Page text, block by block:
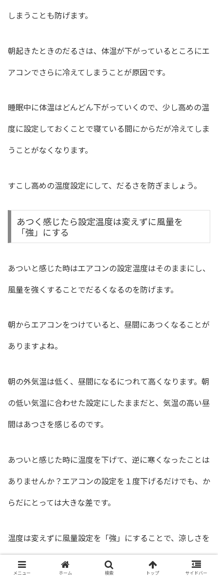
しまうことも防げます。
朝起きたときのだるさは、体温が下がっているところにエ
アコンでさらに冷えてしまうことが原因です。
睡眠中に体温はどんどん下がっていくので、少し高めの温
度に設定しておくことで寝ている間にからだが冷えてしま
うことがなくなります。
すこし高めの温度設定にして、だるさを防ぎましょう。
あつく感じたら設定温度は変えずに風量を
「強」にする
あついと感じた時はエアコンの設定温度はそのままにし、
風量を強くすることでだるくなるのを防げます。
朝からエアコンをつけていると、昼間にあつくなることが
ありますよね。
朝の外気温は低く、昼間になるにつれて高くなります。朝
の低い気温に合わせた設定にしたままだと、気温の高い昼
間はあつさを感じるのです。
あついと感じた時に温度を下げて、逆に寒くなったことは
ありませんか？エアコンの設定を１度下げるだけでも、か
らだにとっては大きな差です。
温度は変えずに風量設定を「強」にすることで、涼しさを
感じながらも冷えすぎを防げます。
メニュー ホーム 検索 トップ サイドバー